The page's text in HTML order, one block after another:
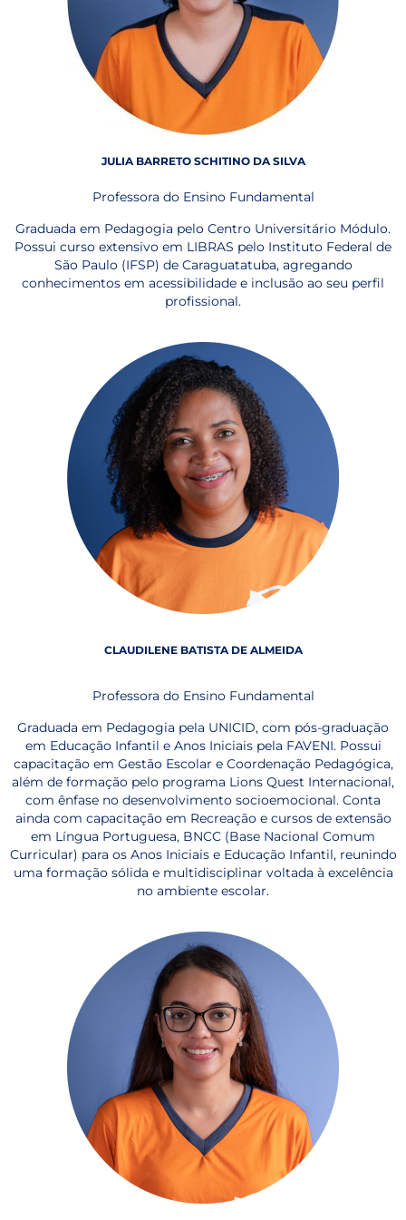
JULIA BARRETO SCHITINO DA SILVA
Professora do Ensino Fundamental
Graduada em Pedagogia pelo Centro Universitário Módulo.
Possui curso extensivo em LIBRAS pelo Instituto Federal de
São Paulo (IFSP) de Caraguatatuba, agregando
conhecimentos em acessibilidade e inclusão ao seu perfil
profissional.
CLAUDILENE BATISTA DE ALMEIDA
Professora do Ensino Fundamental
Graduada em Pedagogia pela UNICID, com pós-graduação
em Educação Infantil e Anos Iniciais pela FAVENI. Possui
capacitação em Gestão Escolar e Coordenação Pedagógica,
além de formação pelo programa Lions Quest Internacional,
com ênfase no desenvolvimento socioemocional. Conta
ainda com capacitação em Recreação e cursos de extensão
em Língua Portuguesa, BNCC (Base Nacional Comum
Curricular) para os Anos Iniciais e Educação Infantil, reunindo
uma formação sólida e multidisciplinar voltada à excelência
no ambiente escolar.